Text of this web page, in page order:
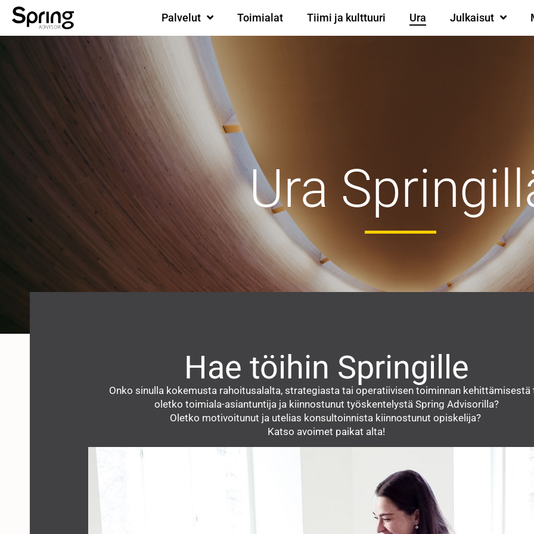
Palvelut Toimialat Tiimi ja kulttuuri Ura Julkaisut
Ura
Hae töihin Springille
Onko sinulla kokemusta rahoitusalalta, strategiasta tai operatiivisen toiminnan kehittämisestä
oletko toimiala-asiantuntija ja kiinnostunut työskentelystä Spring Advisorilla?
Oletko motivoitunut ja utelias konsultoinnista kiinnostunut opiskelija?
Katso avoimet paikat alta!